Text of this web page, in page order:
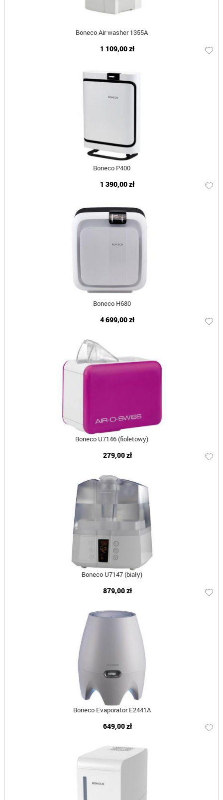
Boneco Air washer 1355A
1 109,00 zł
Boneco P400
1 390,00 zł
Boneco H680
4 699,00 zł
Boneco U7146 (fioletowy)
279,00 zł
Boneco U7147 (biały)
879,00 zł
Boneco Evaporator E2441A
649,00 zł